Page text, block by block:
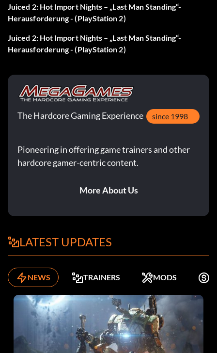
Juiced 2: Hot Import Nights – „Last Man Standing“-
Herausforderung - (PlayStation 2)
Juiced 2: Hot Import Nights – „Last Man Standing“-
Herausforderung - (PlayStation 2)
The Hardcore Gaming Experience since 1998
Pioneering in offering game trainers and other
hardcore gamer-centric content.
More About Us
LATEST UPDATES
NEWS TRAINERS MODS